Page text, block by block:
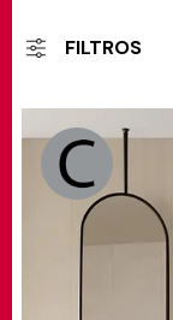
FILTROS